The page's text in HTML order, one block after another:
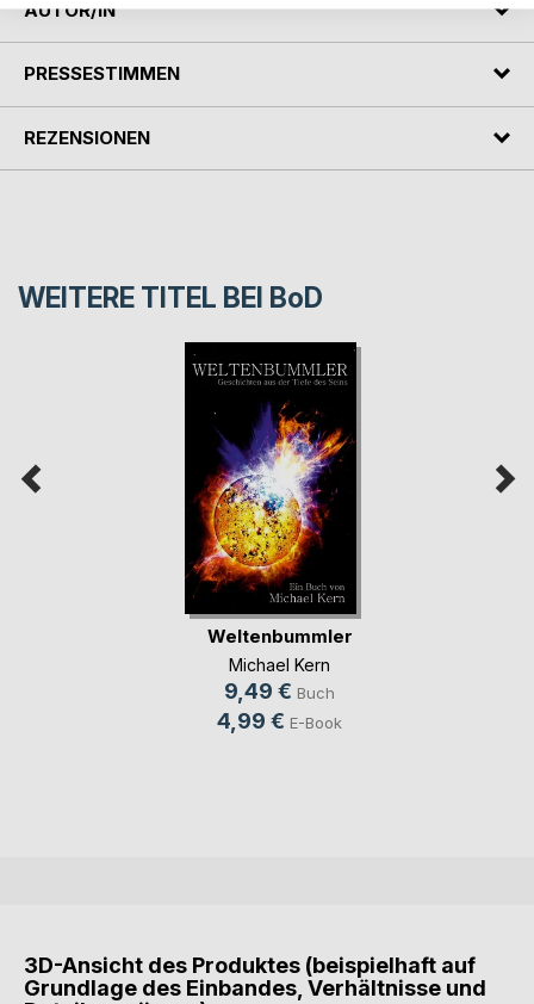
AUTOR/IN
PRESSESTIMMEN
REZENSIONEN
WEITERE TITEL BEI BoD
Weltenbummler
Michael Kern
9,49 € Buch
4,99 € E-Book
3D-Ansicht des Produktes (beispielhaft auf
Grundlage des Einbandes, Verhältnisse und